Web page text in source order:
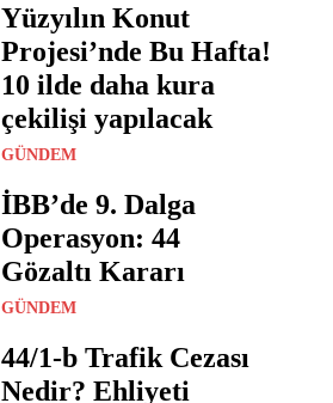
Yüzyılın Konut
Projesi’nde Bu Hafta!
10 ilde daha kura
çekilişi yapılacak
GÜNDEM
İBB’de 9. Dalga
Operasyon: 44
Gözaltı Kararı
GÜNDEM
44/1-b Trafik Cezası
Nedir? Ehliyeti